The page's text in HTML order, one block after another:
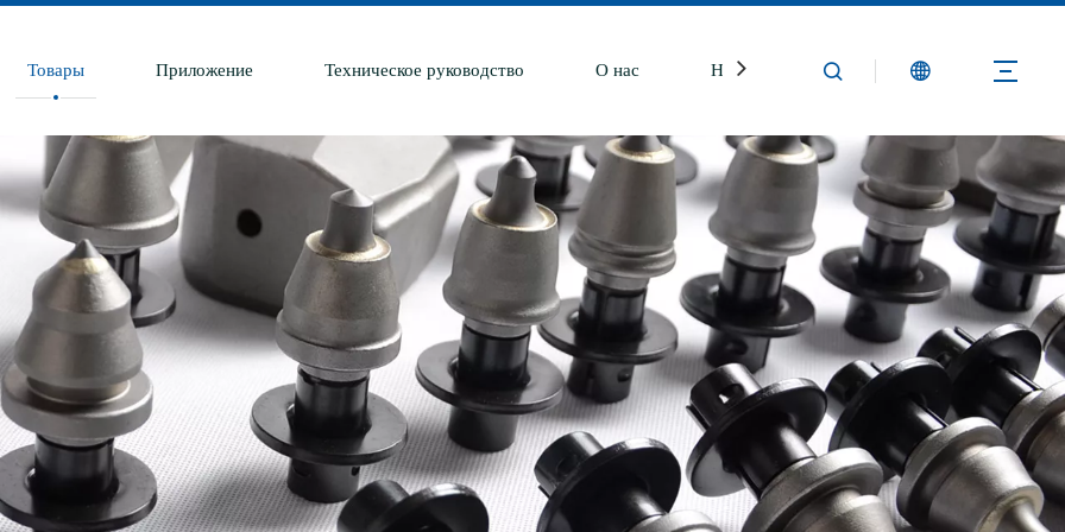
Товары Приложение Техническое руководство О нас Новости Свяжитесь с нами